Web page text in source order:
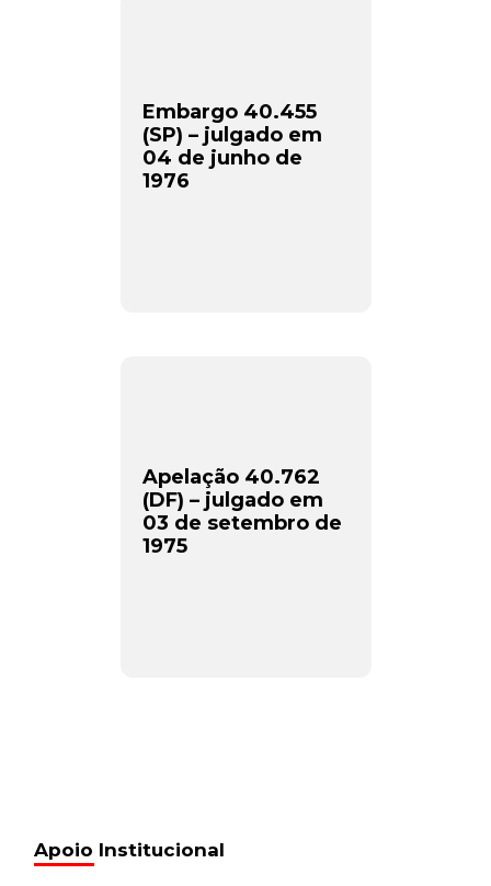
Embargo 40.455
(SP) – julgado em
04 de junho de
1976
Apelação 40.762
(DF) – julgado em
03 de setembro de
1975
Apoio Institucional